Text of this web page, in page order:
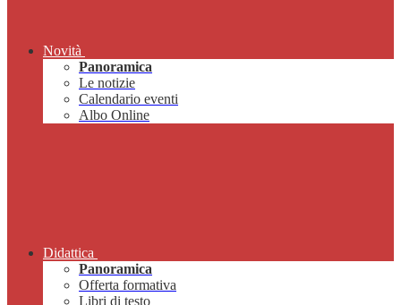
Novità
Panoramica
Le notizie
Calendario eventi
Albo Online
Didattica
Panoramica
Offerta formativa
Libri di testo